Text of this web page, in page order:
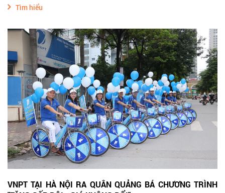
Tìm hiểu
VNPT TẠI HÀ NỘI RA QUÂN QUẢNG BÁ CHƯƠNG TRÌNH